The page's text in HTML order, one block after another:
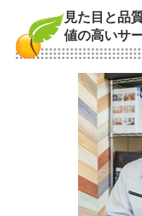
見た目と品
値の高いサ